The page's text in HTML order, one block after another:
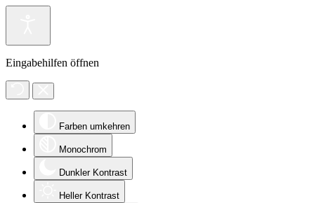
Eingabehilfen öffnen
Farben umkehren
Monochrom
Dunkler Kontrast
Heller Kontrast